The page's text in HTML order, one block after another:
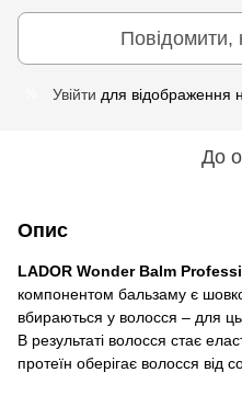
Повідомити,
Увійти для відображення
До
Опис
LADOR Wonder Balm
компонентом бальзаму є
вбираються у волосся – для
В результаті волосся стає
протеїн оберігає волосся від